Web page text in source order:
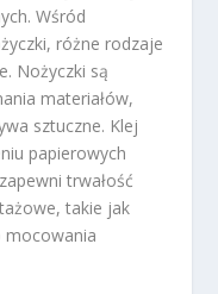
Wśród
różne rodzaje
Nożyczki są
materiałów,
sztuczne. Klej
papierowych
trwałość
takie jak
mocowania